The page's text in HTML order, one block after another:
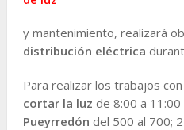
y mantenimiento, realizará
distribución eléctrica
Para realizar los trabajos
cortar la luz de 8:00 a 11:00
Pueyrredón del 500 al 700;